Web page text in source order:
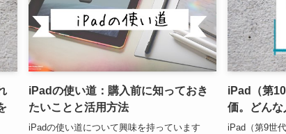
iPadの使い道：購入前に知っておき
たいことと活用方法
iPadの使い道について興味を持っています
iPad（第
価。どんな
iPad（第9世